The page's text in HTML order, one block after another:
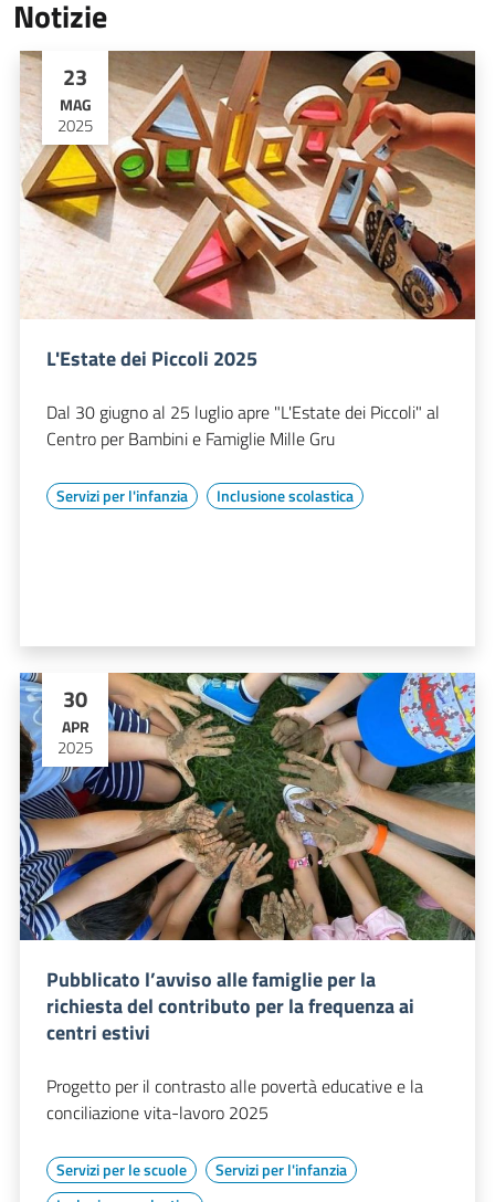
Notizie
23
MAG
2025
L'Estate dei Piccoli 2025
Dal 30 giugno al 25 luglio apre "L'Estate dei Piccoli" al
Centro per Bambini e Famiglie Mille Gru
Servizi per l'infanzia Inclusione scolastica
30
APR
2025
Pubblicato l’avviso alle famiglie per la
richiesta del contributo per la frequenza ai
centri estivi
Progetto per il contrasto alle povertà educative e la
conciliazione vita-lavoro 2025
Servizi per le scuole
Servizi per l'infanzia